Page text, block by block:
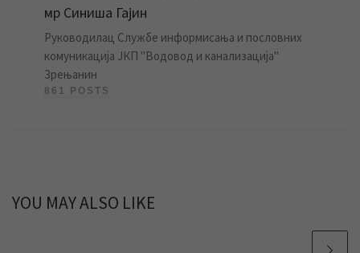
мр Синиша Гајин
Руководилац Службе информисања и пословних
комуникација ЈКП "Водовод и канализација"
Зрењанин
861 POSTS
YOU MAY ALSO LIKE